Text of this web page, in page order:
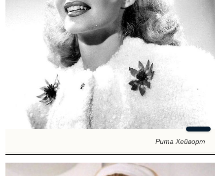
Рита Хейворт